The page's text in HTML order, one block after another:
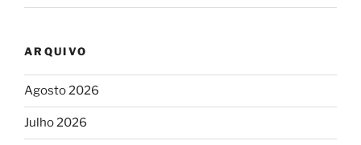
ARQUIVO
Agosto 2026
Julho 2026